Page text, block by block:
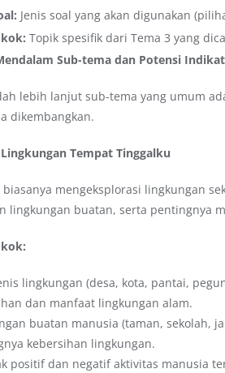
Jenis soal yang akan digunakan
Topik spesifik dari Tema 3 yang
Sub-tema dan Potensi
lebih lanjut sub-tema yang umum
dikembangkan.
Tempat Tinggalku
mengeksplorasi lingkungan
lingkungan buatan, serta pentingnya
lingkungan (desa, kota, pantai,
dan manfaat lingkungan alam.
buatan manusia (taman, sekolah,
kebersihan lingkungan.
positif dan negatif aktivitas manusia